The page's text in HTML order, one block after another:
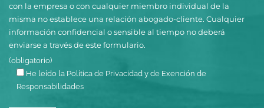
con la empresa o con cualquier miembro individual de la
misma no establece una relación abogado-cliente. Cualquier
información confidencial o sensible al tiempo no deberá
enviarse a través de este formulario.
(obligatorio)
He leído la Política de Privacidad y de Exención de
Responsabilidades